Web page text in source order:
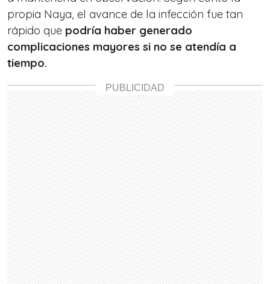
propia Naya, el avance de la infección fue tan
rápido que podría haber generado
complicaciones mayores si no se atendía a
tiempo.